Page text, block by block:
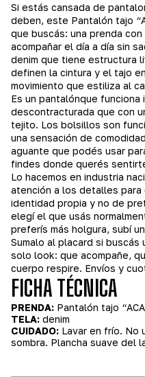
Si estás cansada de
deben, este Pantalón tajo
que buscás: una prenda
acompañar el día a día sin
denim que tiene estructura
definen la cintura y el tajo
movimiento que estiliza al
Es un pantalónque funciona
descontracturada que con
tejito. Los bolsillos son
una sensación de
aguante que podés usar
findes donde querés
Lo hacemos en industria
atención a los detalles para
identidad propia y no de
elegí el que usás
preferís más holgura, subí
Sumalo al placard si
solo look: que acompañe,
cuerpo respire. Envíos y
FICHA TÉCNICA
PRENDA: Pantalón tajo
TELA: denim
CUIDADO: Lavar en frío. No
sombra. Plancha suave del